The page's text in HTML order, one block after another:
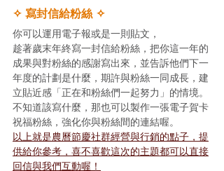
✧ 寫封信給粉絲 ✧
你可以運用電子報或是一則貼文，
趁著歲末年終寫一封信給粉絲，把你這一年的
成果與對粉絲的感謝寫出來，並告訴他們下一
年度的計劃是什麼，期許與粉絲一同成長，建
立貼近感「正在和粉絲們一起努力」的情境。
不知道該寫什麼，那也可以製作一張電子賀卡
祝福粉絲，強化你與粉絲間的連結喔。
以上就是農曆節慶社群經營與行銷的點子，提
供給你參考，喜不喜歡這次的主題都可以直接
回信與我們互動喔！